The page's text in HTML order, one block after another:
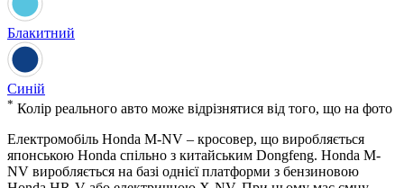
Блакитний
Синій
* Колiр реального авто може вiдрiзнятися вiд того, що на фото
Електромобіль Honda M-NV – кросовер, що виробляється
японською Honda спільно з китайським Dongfeng. Honda M-
NV виробляється на базі однієї платформи з бензиновою